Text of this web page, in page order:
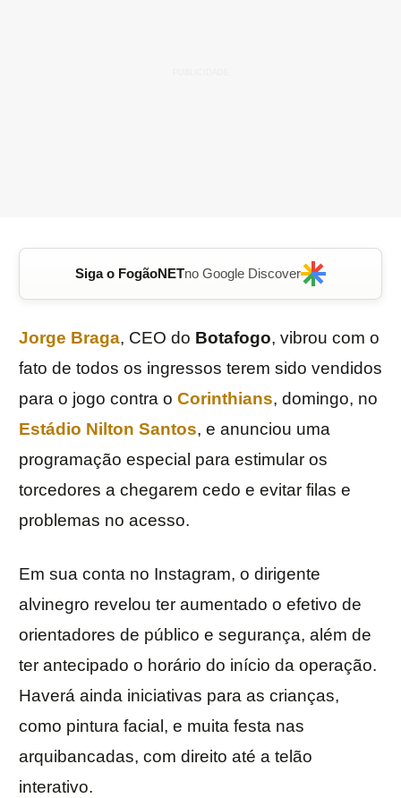
Siga o FogãoNETno Google Discover
Jorge Braga, CEO do Botafogo, vibrou com o
fato de todos os ingressos terem sido vendidos
para o jogo contra o Corinthians, domingo, no
Estádio Nilton Santos, e anunciou uma
programação especial para estimular os
torcedores a chegarem cedo e evitar filas e
problemas no acesso.
Em sua conta no Instagram, o dirigente
alvinegro revelou ter aumentado o efetivo de
orientadores de público e segurança, além de
ter antecipado o horário do início da operação.
Haverá ainda iniciativas para as crianças,
como pintura facial, e muita festa nas
arquibancadas, com direito até a telão
interativo.